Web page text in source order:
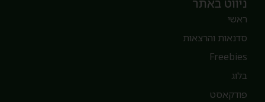
ניווט באתר
ראשי
סדנאות והרצאות
Freebies
פודקאסט